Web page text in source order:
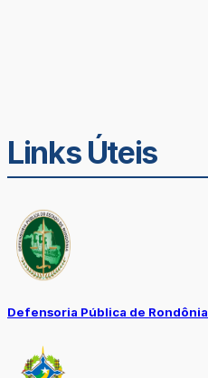
Links Úteis
Defensoria Pública de Rondônia